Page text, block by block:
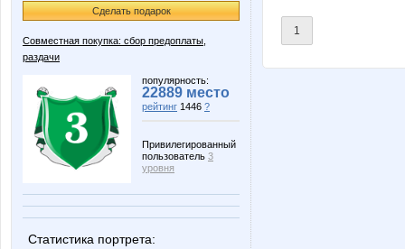
Сделать подарок
Совместная покупка: сбор предоплаты,
раздачи
популярность:
22889 место
рейтинг 1446 ?
Привилегированный
пользователь 3
уровня
Статистика портрета:
1